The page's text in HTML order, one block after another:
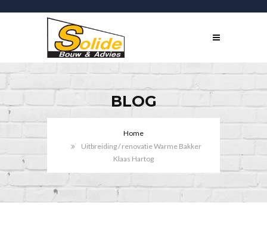
BLOG
Home
Uitbreiding / renovatie Warme Bakker
Klaas Hartog